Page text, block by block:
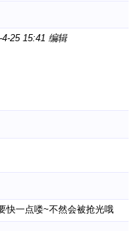
25 15:41 编辑
一点喽~不然会被抢光哦